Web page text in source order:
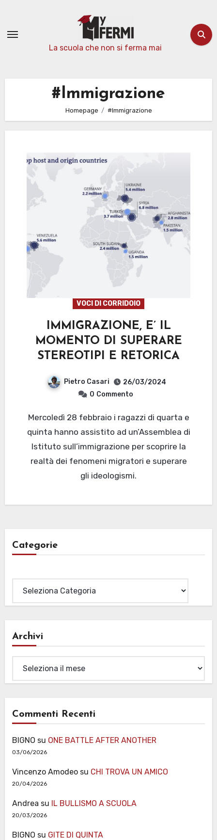
contenuto
La scuola che non si ferma mai
#Immigrazione
Homepage #Immigrazione
VOCI DI CORRIDOIO
IMMIGRAZIONE, E’ IL
MOMENTO DI SUPERARE
STEREOTIPI E RETORICA
Pietro Casari
26/03/2024
0 Commento
Mercoledì 28 febbraio i ragazzi di quarta e
quinta hanno assistito ad un’Assemblea di
Istituto sull’immigrazione per scoprire la
realtà dei fenomeni migratori e superare
gli ideologismi.
Categorie
Archivi
Commenti Recenti
BIGNO su ONE BATTLE AFTER ANOTHER
03/06/2026
Vincenzo Amodeosu CHI TROVA UN AMICO
20/04/2026
Andrea su IL BULLISMO A SCUOLA
20/03/2026
BIGNO su GITE DI QUINTA